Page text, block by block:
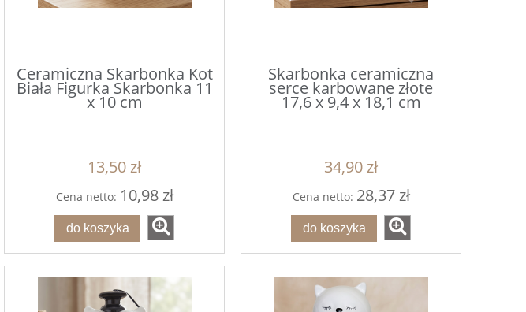
PEREŁKI Różowe 1cm 40g Czerwone Gwiazdki Posypka
80g
Zielone
Ceramiczna Skarbonka Kot
Biała Figurka Skarbonka 11
x 10 cm
13,50 zł
Cena netto: 10,98 zł
do koszyka
Skarbonka ceramiczna
serce karbowane złote
17,6 x 9,4 x 18,1 cm
34,90 zł
Cena netto: 28,37 zł
do koszyka